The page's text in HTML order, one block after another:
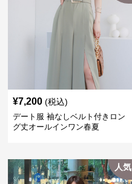
¥7,200 (税込)
デート服 袖なしベルト付きロン
グ丈オールインワン春夏
人気